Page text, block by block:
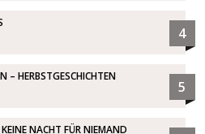
4
– HERBSTGESCHICHTEN
5
NACHT FÜR NIEMAND